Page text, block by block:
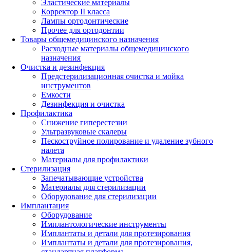
Эластические материалы
Корректор II класса
Лампы ортодонтические
Прочее для ортодонтии
Товары общемедицинского назначения
Расходные материалы общемедицинского
назначения
Очистка и дезинфекция
Предстерилизационная очистка и мойка
инструментов
Емкости
Дезинфекция и очистка
Профилактика
Снижение гиперестезии
Ультразвуковые скалеры
Пескоструйное полирование и удаление зубного
налета
Материалы для профилактики
Стерилизация
Запечатывающие устройства
Материалы для стерилизации
Оборудование для стерилизации
Имплантация
Оборудование
Имплантологические инструменты
Имплантаты и детали для протезирования
Имплантаты и детали для протезирования,